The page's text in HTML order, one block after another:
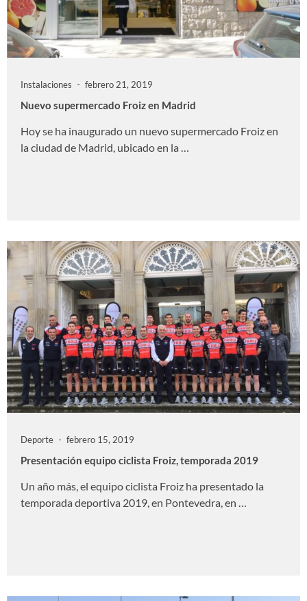
Instalaciones febrero 21, 2019
Nuevo supermercado Froiz en Madrid
Hoy se ha inaugurado un nuevo supermercado Froiz en
la ciudad de Madrid, ubicado en la …
Deporte febrero 15, 2019
Presentación equipo ciclista Froiz, temporada 2019
Un año más, el equipo ciclista Froiz ha presentado la
temporada deportiva 2019, en Pontevedra, en …